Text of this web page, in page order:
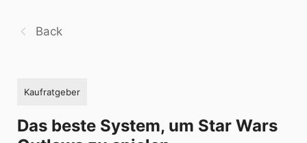
Back
Kaufratgeber
Das beste System, um Star Wars